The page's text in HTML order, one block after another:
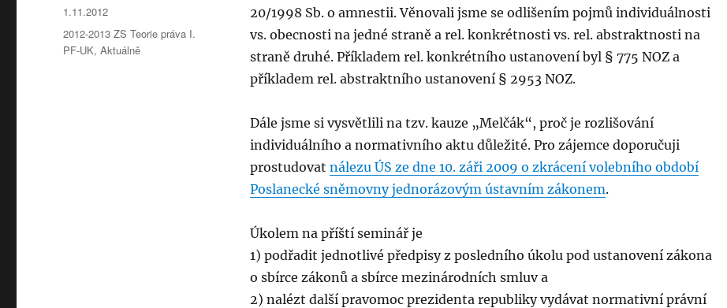
20/1998 Sb. o amnestii. Věnovali jsme se odlišením pojmů individuálnosti
vs. obecnosti na jedné straně a rel. konkrétnosti vs. rel. abstraktnosti na
straně druhé. Příkladem rel. konkrétního ustanovení byl § 775 NOZ a
příkladem rel. abstraktního ustanovení § 2953 NOZ.
Dále jsme si vysvětlili na tzv. kauze „Melčák“, proč je rozlišování
individuálního a normativního aktu důležité. Pro zájemce doporučuji
prostudovat nálezu ÚS ze dne 10. záři 2009 o zkrácení volebního období
Poslanecké sněmovny jednorázovým ústavním zákonem.
Úkolem na příští seminář je
1) podřadit jednotlivé předpisy z posledního úkolu pod ustanovení zákona
o sbírce zákonů a sbírce mezinárodních smluv a
2) nalézt další pravomoc prezidenta republiky vydávat normativní právní
Publikováno:
1.11.2012
Rubriky:
2012-2013 ZS Teorie práva I.
PF-UK,Aktuálně